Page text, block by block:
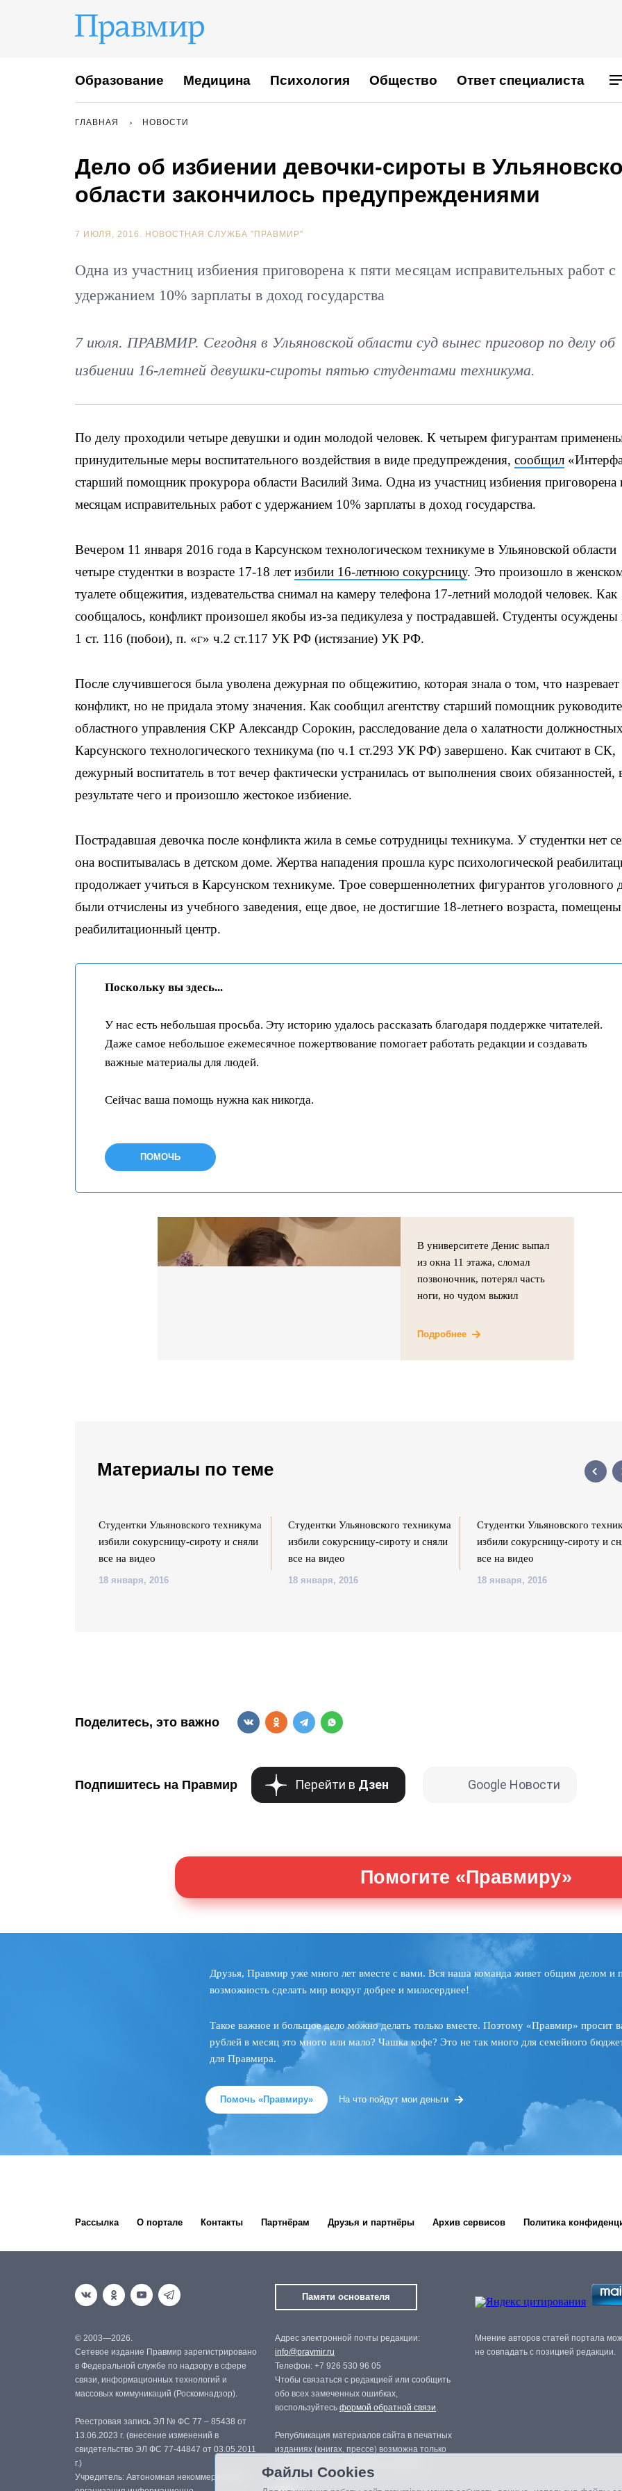
Образование Медицина Психология Общество Ответ специалиста
ГЛАВНАЯ НОВОСТИ
Дело об избиении девочки-сироты в
области закончилось предупреждениями
7 ИЮЛЯ, 2016. НОВОСТНАЯ СЛУЖБА "ПРАВМИР"
Одна из участниц избиения приговорена к пяти месяцам исправительных работ с
удержанием 10% зарплаты в доход государства
7 июля. ПРАВМИР. Сегодня в Ульяновской области суд вынес приговор по делу об
избиении 16-летней девушки-сироты пятью студентами техникума.
По делу проходили четыре девушки и один молодой человек. К четырем фигурантам
принудительные меры воспитательного воздействия в виде предупреждения, сообщил
старший помощник прокурора области Василий Зима. Одна из участниц избиения приговорена
месяцам исправительных работ с удержанием 10% зарплаты в доход государства.
Вечером 11 января 2016 года в Карсунском технологическом техникуме в Ульяновской области
четыре студентки в возрасте 17-18 лет избили 16-летнюю сокурсницу. Это произошло в
туалете общежития, издевательства снимал на камеру телефона 17-летний молодой человек. Как
сообщалось, конфликт произошел якобы из-за педикулеза у пострадавшей. Студенты осуждены
1 ст. 116 (побои), п. «г» ч.2 ст.117 УК РФ (истязание) УК РФ.
После случившегося была уволена дежурная по общежитию, которая знала о том, что назревает
конфликт, но не придала этому значения. Как сообщил агентству старший помощник
областного управления СКР Александр Сорокин, расследование дела о халатности
Карсунского технологического техникума (по ч.1 ст.293 УК РФ) завершено. Как считают в СК,
дежурный воспитатель в тот вечер фактически устранилась от выполнения своих обязанностей,
результате чего и произошло жестокое избиение.
Пострадавшая девочка после конфликта жила в семье сотрудницы техникума. У студентки нет
она воспитывалась в детском доме. Жертва нападения прошла курс психологической
продолжает учиться в Карсунском техникуме. Трое совершеннолетних фигурантов уголовного
были отчислены из учебного заведения, еще двое, не достигшие 18-летнего возраста,
реабилитационный центр.
Поскольку вы здесь...
У нас есть небольшая просьба. Эту историю удалось рассказать благодаря поддержке читателей.
Даже самое небольшое ежемесячное пожертвование помогает работать редакции и создавать
важные материалы для людей.
Сейчас ваша помощь нужна как никогда.
ПОМОЧЬ
В университете Денис выпал
из окна 11 этажа, сломал
позвоночник, потерял часть
ноги, но чудом выжил
Подробнее
Материалы по теме
Студентки Ульяновского техникума
избили сокурсницу-сироту и сняли
все на видео
18 января, 2016
Студентки Ульяновского техникума
избили сокурсницу-сироту и сняли
все на видео
18 января, 2016
Студентки Ульяновского
избили сокурсницу-сироту и
все на видео
18 января, 2016
Поделитесь, это важно
Подпишитесь на Правмир Перейти в Дзен Google Новости
Помогите «Правмиру»
Друзья, Правмир уже много лет вместе с вами. Вся наша команда живет общим делом и
возможность сделать мир вокруг добрее и милосерднее!
Такое важное и большое дело можно делать только вместе. Поэтому «Правмир» просит
рублей в месяц это много или мало? Чашка кофе? Это не так много для семейного
для Правмира.
Помочь «Правмиру» На что пойдут мои деньги
Рассылка О портале Контакты Партнёрам Друзья и партнёры Архив сервисов Политика
Памяти основателя
© 2003—2026.
Сетевое издание Правмир зарегистрировано
в Федеральной службе по надзору в сфере
связи, информационных технологий и
массовых коммуникаций (Роскомнадзор).
Реестровая запись ЭЛ № ФС 77 – 85438 от
13.06.2023 г. (внесение изменений в
свидетельство ЭЛ ФС 77-44847 от 03.05.2011
г.)
Учредитель: Автономная некоммерческая
Адрес электронной почты редакции:
info@pravmir.ru
Телефон: +7 926 530 96 05
Чтобы связаться с редакцией или сообщить
обо всех замеченных ошибках,
воспользуйтесь формой обратной связи.
Републикация материалов сайта в печатных
изданиях (книгах, прессе) возможна только
Мнение авторов статей портала
не совпадать с позицией редакции.
Файлы Cookies